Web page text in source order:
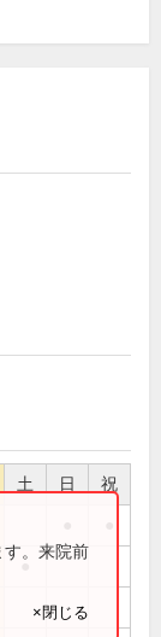
土 日 祝
●
す。来院前
×閉じる